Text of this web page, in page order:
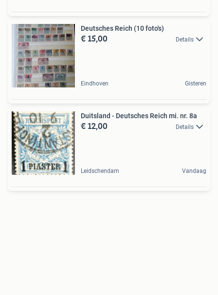
Deutsches Reich (10 foto's)
€ 15,00 Details
Eindhoven Gisteren
Duitsland - Deutsches Reich mi. nr. 8a
€ 12,00 Details
Leidschendam Vandaag